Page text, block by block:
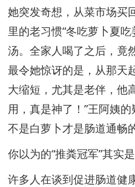
她突发奇想，从菜市场买
里的老习惯“冬吃萝卜夏
汤。全家人喝了之后，竟
最令她惊讶的是，从那天
大缩短，尤其是老伴，他
用，真是神了！”王阿姨
不是白萝卜才是肠道通畅
你以为的“推粪冠军”其实
许多人在谈到促进肠道健